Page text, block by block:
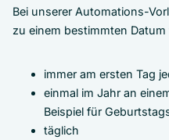
Bei unserer Automations-
zu einem bestimmten
immer am ersten Tag
einmal im Jahr an
Beispiel für
täglich